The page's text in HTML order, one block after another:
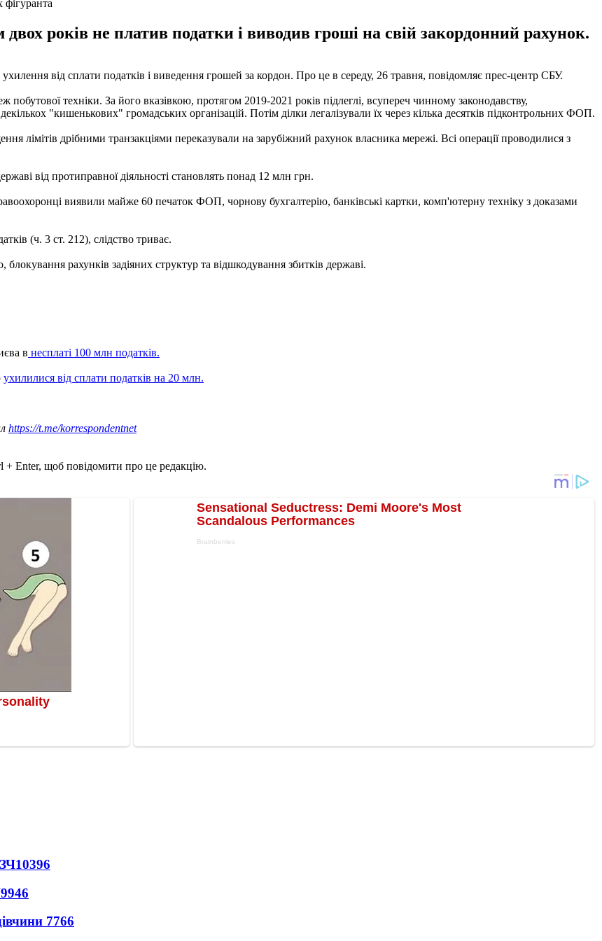
років не платив податки і виводив гроші на свій закордонний рахунок.
від сплати податків і виведення грошей за кордон. Про це в середу, 26 травня, повідомляє прес-центр СБУ.
побутової техніки. За його вказівкою, протягом 2019-2021 років підлеглі, всупереч чинному законодавству,
"кишенькових" громадських організацій. Потім ділки легалізували їх через кілька десятків підконтрольних ФОП.
лімітів дрібними транзакціями переказували на зарубіжний рахунок власника мережі. Всі операції проводилися з
від протиправної діяльності становлять понад 12 млн грн.
виявили майже 60 печаток ФОП, чорнову бухгалтерію, банківські картки, комп'ютерну техніку з доказами
(ч. 3 ст. 212), слідство триває.
рахунків задіяних структур та відшкодування збитків державі.
в несплаті 100 млн податків.
ухилилися від сплати податків на 20 млн.
https://t.me/korrespondentnet
+ Enter, щоб повідомити про це редакцію.
10396
9946
7766